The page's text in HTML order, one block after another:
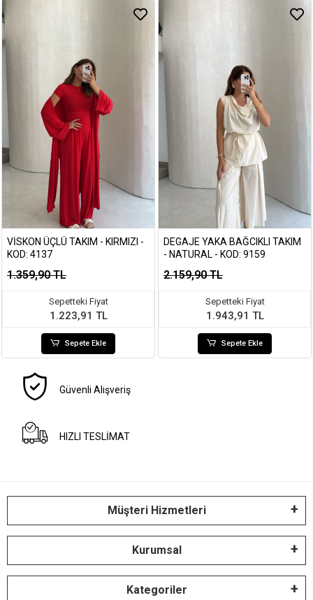
VISKON ÜÇLÜ TAKIM - KIRMIZI -
KOD: 4137
1.359,90 TL
Sepetteki Fiyat
1.223,91 TL
Sepete Ekle
DEGAJE YAKA BAĞCIKLI TAKIM
- NATURAL - KOD: 9159
2.159,90 TL
Sepetteki Fiyat
1.943,91 TL
Sepete Ekle
Güvenli Alışveriş
HIZLI TESLİMAT
Müşteri Hizmetleri
Kurumsal
Kategoriler